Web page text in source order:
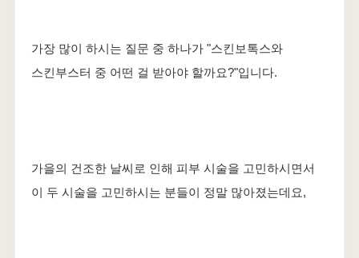
가장 많이 하시는 질문 중 하나가 "스킨보톡스와
스킨부스터 중 어떤 걸 받아야 할까요?"입니다.
가을의 건조한 날씨로 인해 피부 시술을 고민하시면서
이 두 시술을 고민하시는 분들이 정말 많아졌는데요,